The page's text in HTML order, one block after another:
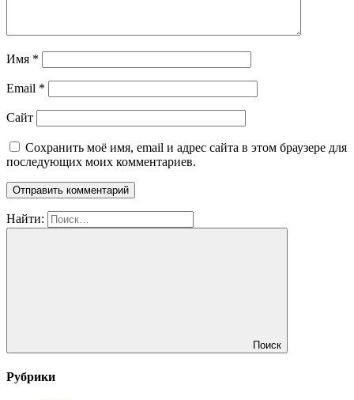
Имя *
Email *
Сайт
Сохранить моё имя, email и адрес сайта в этом браузере для
последующих моих комментариев.
Найти:
Поиск
Рубрики